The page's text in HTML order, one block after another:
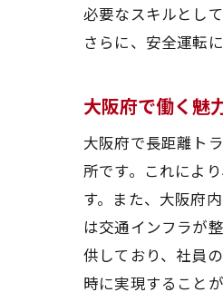
必要なスキルとし
さらに、安全運転
大阪府で働く魅
大阪府で長距離ト
所です。これによ
す。また、大阪府
は交通インフラが
供しており、社員
時に実現することが